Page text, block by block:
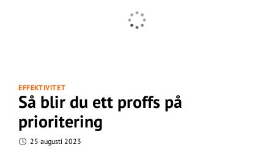
EFFEKTIVITET
Så blir du ett proffs på
prioritering
25 augusti 2023